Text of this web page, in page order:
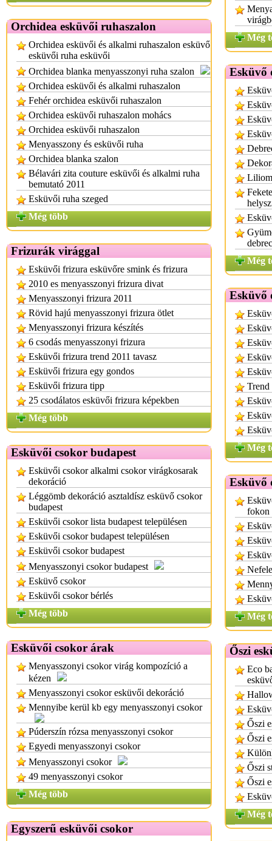
Orchidea esküvői ruhaszalon
Orchidea esküvői és alkalmi ruhaszalon esküvő
esküvői ruha esküvői
Orchidea blanka menyasszonyi ruha szalon
Orchidea esküvői és alkalmi ruhaszalon
Fehér orchidea esküvői ruhaszalon
Orchidea esküvői ruhaszalon mohács
Orchidea esküvői ruhaszalon
Menyasszony és esküvői ruha
Orchidea blanka szalon
Bélavári zita couture esküvői és alkalmi ruha
bemutató 2011
Esküvői ruha szeged
Még több
Frizurák virággal
Esküvői frizura esküvőre smink és frizura
2010 es menyasszonyi frizura divat
Menyasszonyi frizura 2011
Rövid hajú menyasszonyi frizura ötlet
Menyasszonyi frizura készítés
6 csodás menyasszonyi frizura
Esküvői frizura trend 2011 tavasz
Esküvői frizura egy gondos
Esküvői frizura tipp
25 csodálatos esküvői frizura képekben
Még több
Esküvői csokor budapest
Esküvői csokor alkalmi csokor virágkosarak
dekoráció
Léggömb dekoráció asztaldísz esküvő csokor
budapest
Esküvői csokor lista budapest településen
Esküvői csokor budapest településen
Esküvői csokor budapest
Menyasszonyi csokor budapest
Esküvő csokor
Esküvői csokor bérlés
Még több
Esküvői csokor árak
Menyasszonyi csokor virág kompozíció a
kézen
Menyasszonyi csokor esküvői dekoráció
Mennyibe kerül kb egy menyasszonyi csokor
Púderszín rózsa menyasszonyi csokor
Egyedi menyasszonyi csokor
Menyasszonyi csokor
49 menyasszonyi csokor
Még több
Egyszerű esküvői csokor
Még
Esküvő
Még
Esküvő
Trend
Még
Esküvő
fokon
Még
Őszi
Eco
Őszi
Őszi
Őszi
Őszi
Még